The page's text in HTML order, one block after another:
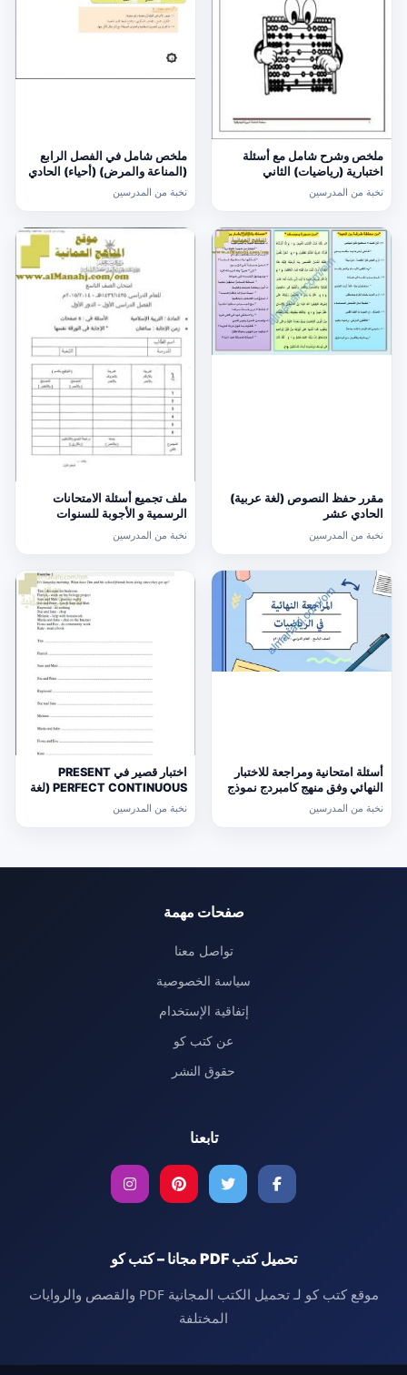
ملخص وشرح شامل مع أسئلة
اختبارية (رياضيات) الثاني
نخبة من المدرسين
ملخص شامل في الفصل الرابع
(المناعة والمرض) (أحياء) الحادي
نخبة من المدرسين
مقرر حفظ النصوص (لغة عربية)
الحادي عشر
نخبة من المدرسين
ملف تجميع أسئلة الامتحانات
الرسمية و الأجوبة للسنوات
السابقة الدور الأول (الامتحانات)
التاسع
نخبة من المدرسين
أسئلة امتحانية ومراجعة للاختبار
النهائي وفق منهج كامبردج نموذج
ثالث (رياضيات) التاسع
نخبة من المدرسين
اختبار قصير في PRESENT
PERFECT CONTINUOUS (لغة
انجليزية) حلقة ثانية
نخبة من المدرسين
صفحات مهمة
تواصل معنا
سياسة الخصوصية
إتفاقية الإستخدام
عن كتب كو
حقوق النشر
تابعنا
تحميل كتب PDF مجانا – كتب كو
موقع كتب كو لـ تحميل الكتب المجانية PDF والقصص والروايات
المختلفة